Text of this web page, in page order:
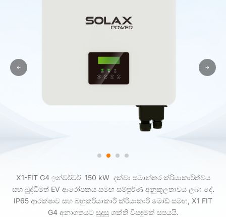
X1-FIT G4 ඉන්වර්ටර් 150 kW දක්වා සමාන්තර ක්රියාකාරිත්වය
සහ බුද්ධිමත් EV ආරෝපකය සමඟ සම්පූර්ණ අනුකූලතාවය ලබා දේ.
IP65 ආරක්ෂාව සහ බහුක්රියාකාරී ක්රියාකාරී මෝඩ් සමඟ, X1 FIT
G4 අනාගතයට සුදුසු ශක්ති විසඳුමක් සපයයි.